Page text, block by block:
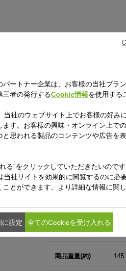
デザ
デザイナー MM
本
商品サイズ(約)
商品重量(約)
ートナー企業は、お客様の当社ブラ
三者の発行するCookie情報を使用する
当社のウェブサイト上でお客様の好み
す。お客様の興味・オンライン上で
思われる製品のコンテンツや広告を
る”をクリックしていただきたいのです
当社サイトを効果的に閲覧するのに必
とができます。より詳細な情報に関
設定 全てのCookieを受け入れる